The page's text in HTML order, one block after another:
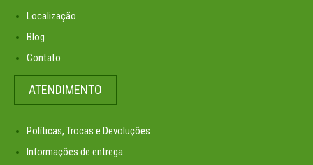
Localização
Blog
Contato
ATENDIMENTO
Políticas, Trocas e Devoluções
Informações de entrega